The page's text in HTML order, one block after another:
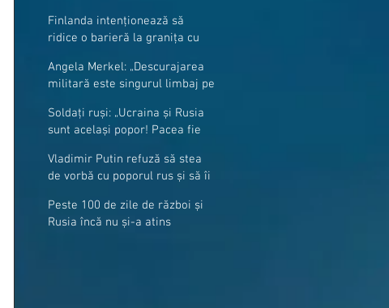
Finlanda intenționează să
ridice o barieră la granița cu
Angela Merkel: „Descurajarea
militară este singurul limbaj pe
Soldați ruși: „Ucraina și Rusia
sunt același popor! Pacea fie
Vladimir Putin refuză să stea
de vorbă cu poporul rus și să îi
Peste 100 de zile de război și
Rusia încă nu și-a atins